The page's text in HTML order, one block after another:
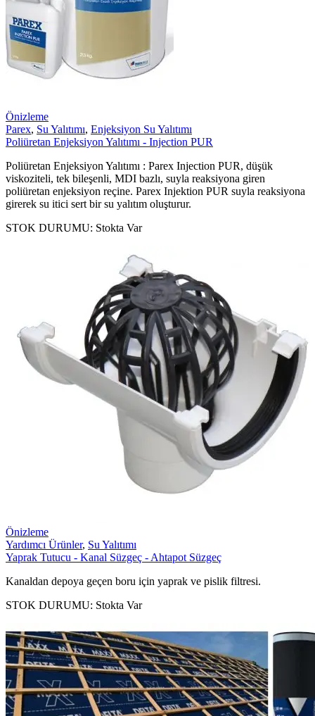
Önizleme
Parex, Su Yalıtımı, Enjeksiyon Su Yalıtımı
Poliüretan Enjeksiyon Yalıtımı - Injection PUR
Poliüretan Enjeksiyon Yalıtımı : Parex Injection PUR, düşük
viskoziteli, tek bileşenli, MDI bazlı, suyla reaksiyona giren
poliüretan enjeksiyon reçine. Parex Injektion PUR suyla reaksiyona
girerek su itici sert bir su yalıtım oluşturur.
STOK DURUMU: Stokta Var
Önizleme
Yardımcı Ürünler, Su Yalıtımı
Yaprak Tutucu - Kanal Süzgeç - Ahtapot Süzgeç
Kanaldan depoya geçen boru için yaprak ve pislik filtresi.
STOK DURUMU: Stokta Var